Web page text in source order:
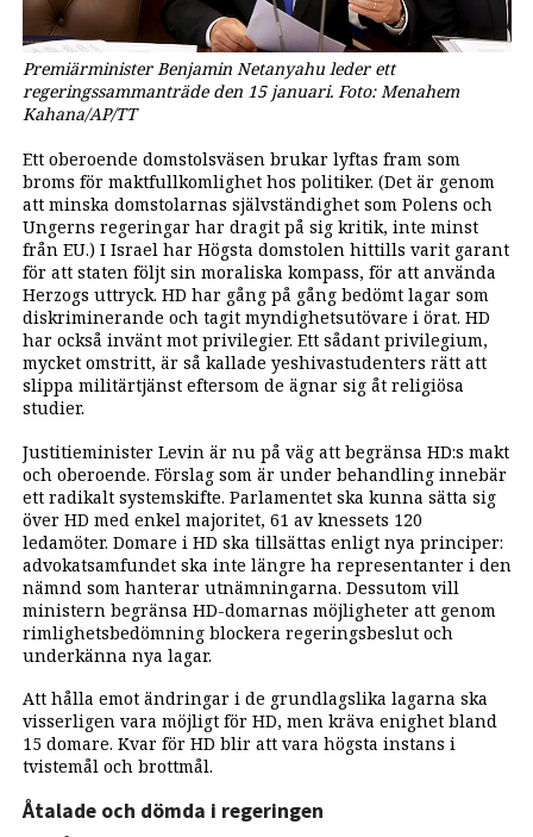
Premiärminister Benjamin Netanyahu leder ett
regeringssammanträde den 15 januari. Foto: Menahem
Kahana/AP/TT
Ett oberoende domstolsväsen brukar lyftas fram som
broms för maktfullkomlighet hos politiker. (Det är genom
att minska domstolarnas självständighet som Polens och
Ungerns regeringar har dragit på sig kritik, inte minst
från EU.) I Israel har Högsta domstolen hittills varit garant
för att staten följt sin moraliska kompass, för att använda
Herzogs uttryck. HD har gång på gång bedömt lagar som
diskriminerande och tagit myndighetsutövare i örat. HD
har också invänt mot privilegier. Ett sådant privilegium,
mycket omstritt, är så kallade yeshivastudenters rätt att
slippa militärtjänst eftersom de ägnar sig åt religiösa
studier.
Justitieminister Levin är nu på väg att begränsa HD:s makt
och oberoende. Förslag som är under behandling innebär
ett radikalt systemskifte. Parlamentet ska kunna sätta sig
över HD med enkel majoritet, 61 av knessets 120
ledamöter. Domare i HD ska tillsättas enligt nya principer:
advokatsamfundet ska inte längre ha representanter i den
nämnd som hanterar utnämningarna. Dessutom vill
ministern begränsa HD-domarnas möjligheter att genom
rimlighetsbedömning blockera regeringsbeslut och
underkänna nya lagar.
Att hålla emot ändringar i de grundlagslika lagarna ska
visserligen vara möjligt för HD, men kräva enighet bland
15 domare. Kvar för HD blir att vara högsta instans i
tvistemål och brottmål.
Åtalade och dömda i regeringen